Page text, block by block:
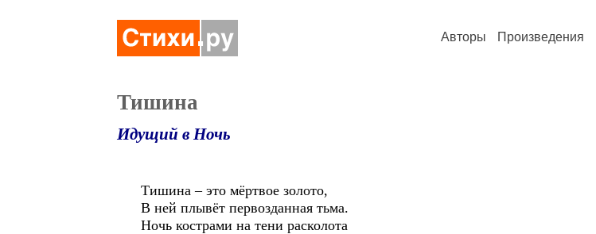
Авторы Произведения
Тишина
Идущий в Ночь
Тишина – это мёртвое золото,
В ней плывёт первозданная тьма.
Ночь кострами на тени расколота